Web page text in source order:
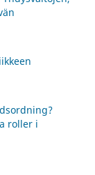
roller i